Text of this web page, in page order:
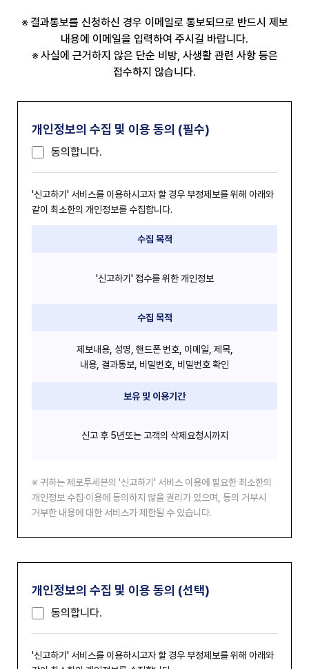
결과통보를 신청하신 경우 이메일로 통보되므로 반드시 제보
내용에 이메일을 입력하여 주시길 바랍니다.
사실에 근거하지 않은 단순 비방, 사생활 관련 사항 등은
접수하지 않습니다.
개인정보의 수집 및 이용 동의 (필수)
동의합니다.
'신고하기' 서비스를 이용하시고자 할 경우 부정제보를 위해 아래와
같이 최소한의 개인정보를 수집합니다.
수집 목적
'신고하기' 접수를 위한 개인정보
수집 목적
제보내용, 성명, 핸드폰 번호, 이메일, 제목,
내용, 결과통보, 비밀번호, 비밀번호 확인
보유 및 이용기간
신고 후 5년또는 고객의 삭제요청시까지
귀하는 제로투세븐의 '신고하기' 서비스 이용에 필요한 최소한의
개인정보 수집·이용에 동의하지 않을 권리가 있으며, 동의 거부시
거부한 내용에 대한 서비스가 제한될 수 있습니다.
개인정보의 수집 및 이용 동의 (선택)
동의합니다.
'신고하기' 서비스를 이용하시고자 할 경우 부정제보를 위해 아래와